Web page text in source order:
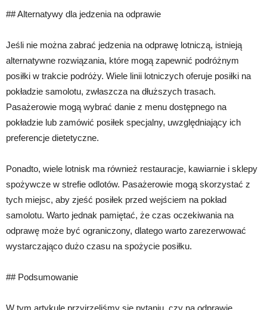
## Alternatywy dla jedzenia na odprawie
Jeśli nie można zabrać jedzenia na odprawę lotniczą, istnieją
alternatywne rozwiązania, które mogą zapewnić podróżnym
posiłki w trakcie podróży. Wiele linii lotniczych oferuje posiłki na
pokładzie samolotu, zwłaszcza na dłuższych trasach.
Pasażerowie mogą wybrać danie z menu dostępnego na
pokładzie lub zamówić posiłek specjalny, uwzględniający ich
preferencje dietetyczne.
Ponadto, wiele lotnisk ma również restauracje, kawiarnie i sklepy
spożywcze w strefie odlotów. Pasażerowie mogą skorzystać z
tych miejsc, aby zjeść posiłek przed wejściem na pokład
samolotu. Warto jednak pamiętać, że czas oczekiwania na
odprawę może być ograniczony, dlatego warto zarezerwować
wystarczająco dużo czasu na spożycie posiłku.
## Podsumowanie
W tym artykule przyjrzeliśmy się pytaniu, czy na odprawie